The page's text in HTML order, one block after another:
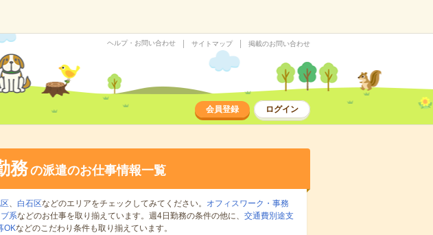
ヘルプ・お問い合わせ サイトマップ 掲載のお問い合わせ
会員登録 ログイン
務の派遣のお仕事情報一覧
、 白石区などのエリアをチェックしてみてください。
オフィスワーク・事務
系などのお仕事を取り揃えています。週4日勤務の条件の他に、 交通費別途支
OKなどのこだわり条件も取り揃えています。